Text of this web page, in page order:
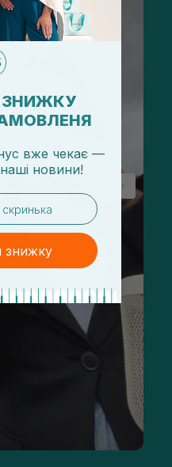
вже чекає —
наші новини!
знижку